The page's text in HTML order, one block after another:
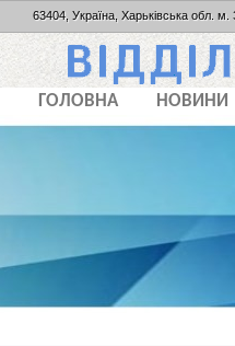
63404, Україна, Харьківська обл.
ГОЛОВНА НОВИНИ